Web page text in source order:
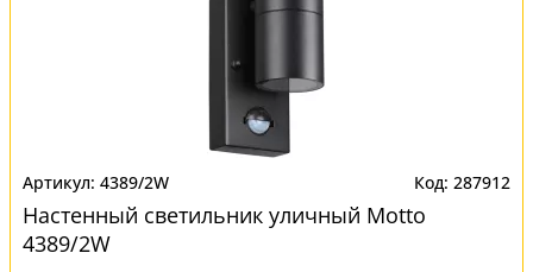
4389/2W 287912
Настенный светильник уличный Motto
4389/2W